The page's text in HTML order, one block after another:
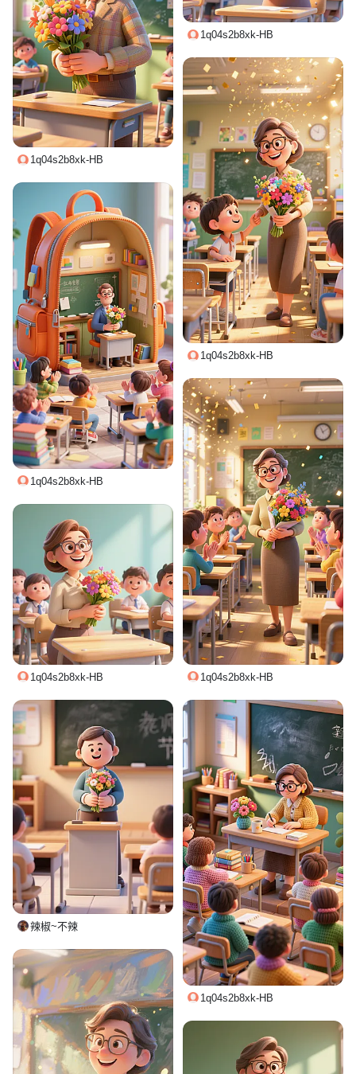
1q04s2b8xk-HB
1q04s2b8xk-HB
1q04s2b8xk-HB
1q04s2b8xk-HB
1q04s2b8xk-HB
1q04s2b8xk-HB
辣椒~不辣
1q04s2b8xk-HB